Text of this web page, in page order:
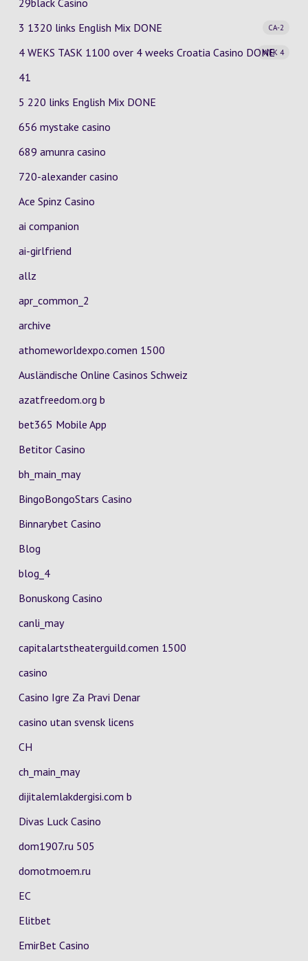
29black Casino
3 1320 links English Mix
CA-2
DONE
4 WEKS TASK 1100 over 4 weeks Croatia Casino
WEK 4
DONE
41
5 220 links English Mix DONE
656 mystake casino
689 amunra casino
720-alexander casino
Ace Spinz Casino
ai companion
ai-girlfriend
allz
apr_common_2
archive
athomeworldexpo.comen 1500
Ausländische Online Casinos Schweiz
azatfreedom.org b
bet365 Mobile App
Betitor Casino
bh_main_may
BingoBongoStars Casino
Binnarybet Casino
Blog
blog_4
Bonuskong Casino
canli_may
capitalartstheaterguild.comen 1500
casino
Casino Igre Za Pravi Denar
casino utan svensk licens
CH
ch_main_may
dijitalemlakdergisi.com b
Divas Luck Casino
dom1907.ru 505
domotmoem.ru
EC
Elitbet
EmirBet Casino